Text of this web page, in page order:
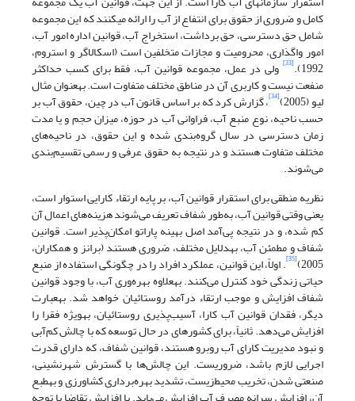
کامل و ضروری از حقوق برای انتفاع از آب را ارائه می‏کنند که این مجموعه
شامل حق دسترسی، حق برداشت، استخراج آب، قوانین اداره امور آب،
امور واگذاری، محرومیت و مجازات متخلفین است (اسکالاگر و استروم،
1992).
[33] ولی در عمل، مجموعه قوانین آب، فقط برای کسب حداکثر
منفعت نیست و کاربری آن در مناطق مختلف متفاوت است. به‏عنوان مثال
لیو (2005) [34] ، گزارش کرد که بر اساس قانون آب در چین، حقوق آب بر
حسب ناحیه، نوع منبع آب، فراوانی آب در حوزه، میزان حجم و یا مدت
زمان دسترسی در سال گروه‌بندی ‌شده و این حقوق، در ناحیه‌های
مختلف متفاوت هستند و در نتیجه به حقوق عرفی و رسمی تقسیم‌بندی
می‌شوند.
نظریه منطقی برای استقرار قوانین آب، بر پایه ارتقاء کارایی استوار است،
یعنی وقتی قوانین آب، به‌طور شفاف تعریف می‌شوند هزینه‌های اعمال آن
کم شده، و در نتیجه پی‌آمد اصل بهینه پاراتو امکان‌پذیر است. قوانین
شفاف و مطمئن آب، به‏دلایل مختلف، ضروری هستند (برانز و همکاران،
2005)
[35] . اولاً، این قوانین، عملکرد افراد را در چگونگی استفاده از منبع
حیاتی زندگی خود کنترل می‌کنند. به‏علاوه بهره‌وری آب، با وجود قوانین
شفاف افزایش و موجب ارتقاء درآمد روستائیان خواهد شد. به‏عبارت
دیگر، فقدان قوانین آب کارا، آسیب‌پذیری روستائیان، به‏ویژه فقرا را
افزایش می‌دهد. ثانیاً، برای کشورهای در حال توسعه که با چالش کم‌آبی
و نبود مدیریت کارای آب روبرو هستند، قوانین شفاف، که دارای قدرت
اجرایی لازم باشد، ضروریست. این چالش‌ها با گسترش شهرنشینی،
صنعتی شدن، تخریب محیط‌زیست، تشدید بهره‌برداری کشاورزی و به‏طبع